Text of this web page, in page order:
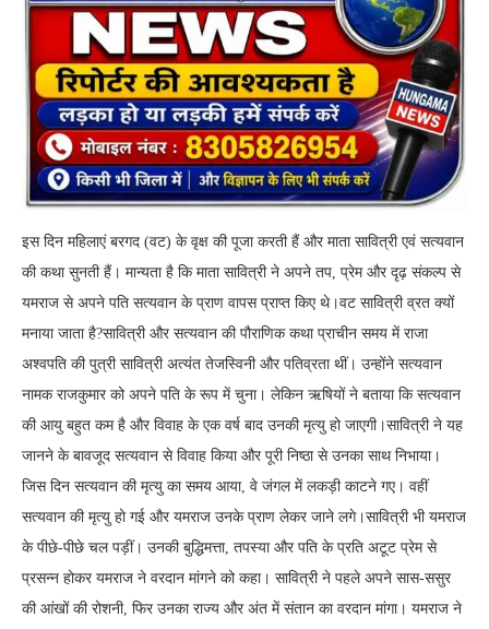
इस दिन महिलाएं बरगद (वट) के वृक्ष की पूजा करती हैं और माता सावित्री एवं सत्यवान
की कथा सुनती हैं। मान्यता है कि माता सावित्री ने अपने तप, प्रेम और दृढ़ संकल्प से
यमराज से अपने पति सत्यवान के प्राण वापस प्राप्त किए थे।वट सावित्री व्रत क्यों
मनाया जाता है?सावित्री और सत्यवान की पौराणिक कथा प्राचीन समय में राजा
अश्वपति की पुत्री सावित्री अत्यंत तेजस्विनी और पतिव्रता थीं। उन्होंने सत्यवान
नामक राजकुमार को अपने पति के रूप में चुना। लेकिन ऋषियों ने बताया कि सत्यवान
की आयु बहुत कम है और विवाह के एक वर्ष बाद उनकी मृत्यु हो जाएगी।सावित्री ने यह
जानने के बावजूद सत्यवान से विवाह किया और पूरी निष्ठा से उनका साथ निभाया।
जिस दिन सत्यवान की मृत्यु का समय आया, वे जंगल में लकड़ी काटने गए। वहीं
सत्यवान की मृत्यु हो गई और यमराज उनके प्राण लेकर जाने लगे।सावित्री भी यमराज
के पीछे-पीछे चल पड़ीं। उनकी बुद्धिमत्ता, तपस्या और पति के प्रति अटूट प्रेम से
प्रसन्न होकर यमराज ने वरदान मांगने को कहा। सावित्री ने पहले अपने सास-ससुर
की आंखों की रोशनी, फिर उनका राज्य और अंत में संतान का वरदान मांगा। यमराज ने